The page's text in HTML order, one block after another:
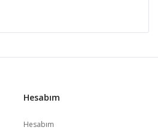
Hesabım
Hesabım